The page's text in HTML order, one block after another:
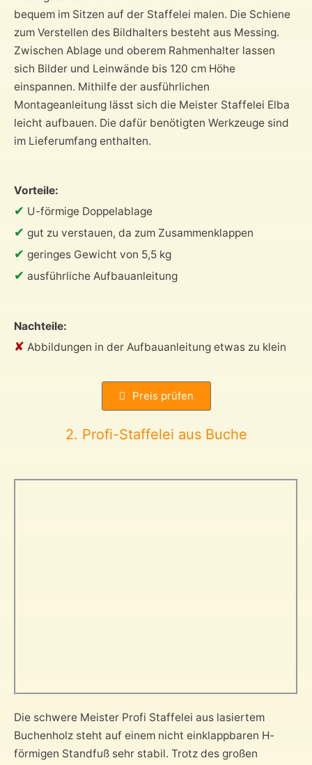
bequem im Sitzen auf der Staffelei malen. Die Schiene
zum Verstellen des Bildhalters besteht aus Messing.
Zwischen Ablage und oberem Rahmenhalter lassen
sich Bilder und Leinwände bis 120 cm Höhe
einspannen. Mithilfe der ausführlichen
Montageanleitung lässt sich die Meister Staffelei Elba
leicht aufbauen. Die dafür benötigten Werkzeuge sind
im Lieferumfang enthalten.
Vorteile:
✔ U-förmige Doppelablage
✔ gut zu verstauen, da zum Zusammenklappen
✔ geringes Gewicht von 5,5 kg
✔ ausführliche Aufbauanleitung
Nachteile:
✘ Abbildungen in der Aufbauanleitung etwas zu klein
Preis prüfen
2. Profi-Staffelei aus Buche
Die schwere Meister Profi Staffelei aus lasiertem
Buchenholz steht auf einem nicht einklappbaren H-
förmigen Standfuß sehr stabil. Trotz des großen